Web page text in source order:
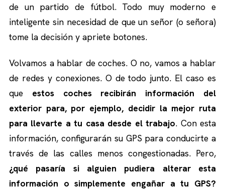
de un partido de fútbol. Todo muy moderno e
inteligente sin necesidad de que un señor (o señora)
tome la decisión y apriete botones.
Volvamos a hablar de coches. O no, vamos a hablar
de redes y conexiones. O de todo junto. El caso es
que estos coches recibirán información del
exterior para, por ejemplo, decidir la mejor ruta
para llevarte a tu casa desde el trabajo. Con esta
información, configurarán su GPS para conducirte a
través de las calles menos congestionadas. Pero,
¿qué pasaría si alguien pudiera alterar esta
información o simplemente engañar a tu GPS?